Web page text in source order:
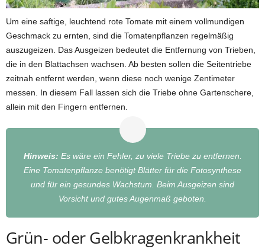
Um eine saftige, leuchtend rote Tomate mit einem vollmundigen
Geschmack zu ernten, sind die Tomatenpflanzen regelmäßig
auszugeizen. Das Ausgeizen bedeutet die Entfernung von Trieben,
die in den Blattachsen wachsen. Ab besten sollen die Seitentriebe
zeitnah entfernt werden, wenn diese noch wenige Zentimeter
messen. In diesem Fall lassen sich die Triebe ohne Gartenschere,
allein mit den Fingern entfernen.
Hinweis: Es wäre ein Fehler, zu viele Triebe zu entfernen.
Eine Tomatenpflanze benötigt Blätter für die Fotosynthese
und für ein gesundes Wachstum. Beim Ausgeizen sind
Vorsicht und gutes Augenmaß geboten.
Grün- oder Gelbkragenkrankheit